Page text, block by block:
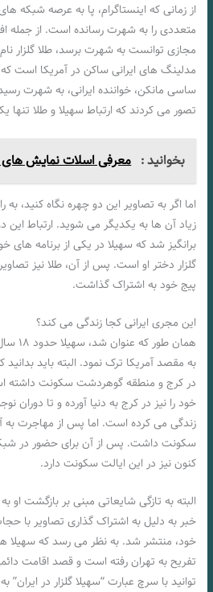
از زمانی که اینستاگرام، پا به عرصه شبکه
متعددی را به شهرت رسانده است. از جمله
مجازی توانست به شهرت برسد، طلا گلزار نام
مدلینگ های ایرانی ساکن در آمریکا است
ساسی مانکن، خواننده ایرانی، به شهرت رسید.
تصور می کردند که ارتباط سهیلا و طلا
بخوانید : معرفی اسلات نمایش
اما اگر به تصاویر این دو چهره نگاه کنید،
زیاد آن ها به یکدیگر می شوید. ارتباط این
برانگیز شد که سهیلا در یکی از برنامه های
گلزار دختر او است. پس از آن، طلا نیز
پیج خود به اشتراک گذاشت.
این مجری ایرانی کجا زندگی می کند؟
همان
به مقصد آمریکا ترک نمود. البته باید بدانید
در کرج و منطقه گوهردشت سکونت داشته
خود را نیز در کرج به دنیا آورده و تا دوران
زندگی می کرده است. اما پس از مهاجرت به
کنون نیز در این ایالت سکونت دارد.
البته به تازگی شایعاتی مبنی بر بازگشت او
خبر به دلیل به اشتراک گذاری تصاویر با
خود، منتشر شد. به نظر می رسد که سهیلا
تفریح به تهران رفته است و قصد اقامت
توانید با سرچ عبارت “سهیلا گلزار در ایران”